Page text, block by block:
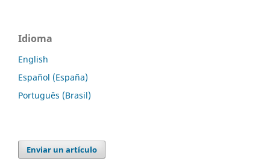
Idioma
English
Español (España)
Português (Brasil)
Enviar un artículo